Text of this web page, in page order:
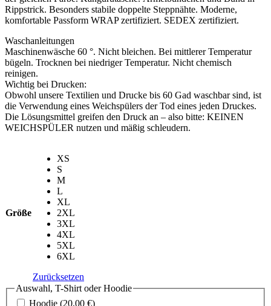
Rippstrick. Besonders stabile doppelte Steppnähte. Moderne,
komfortable Passform WRAP zertifiziert. SEDEX zertifiziert.
Waschanleitungen
Maschinenwäsche 60 °. Nicht bleichen. Bei mittlerer Temperatur
bügeln. Trocknen bei niedriger Temperatur. Nicht chemisch
reinigen.
Wichtig bei Drucken:
Obwohl unsere Textilien und Drucke bis 60 Gad waschbar sind, ist
die Verwendung eines Weichspülers der Tod eines jeden Druckes.
Die Lösungsmittel greifen den Druck an – also bitte: KEINEN
WEICHSPÜLER nutzen und mäßig schleudern.
Größe
XS
S
M
L
XL
2XL
3XL
4XL
5XL
6XL
Zurücksetzen
Auswahl, T-Shirt oder Hoodie
Hoodie (20,00 €)